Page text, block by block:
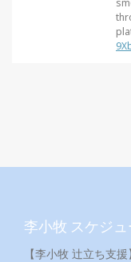
李小牧 スケジ
【李小牧 辻立ち支援